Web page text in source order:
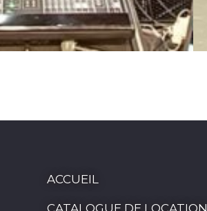
ACCUEIL
CATALOGUE DE LOCATION